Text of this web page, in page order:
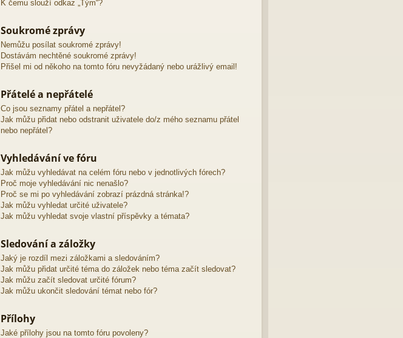
K čemu slouží odkaz „Tým“?
Soukromé zprávy
Nemůžu posílat soukromé zprávy!
Dostávám nechtěné soukromé zprávy!
Přišel mi od někoho na tomto fóru nevyžádaný nebo urážlivý email!
Přátelé a nepřátelé
Co jsou seznamy přátel a nepřátel?
Jak můžu přidat nebo odstranit uživatele do/z mého seznamu přátel
nebo nepřátel?
Vyhledávání ve fóru
Jak můžu vyhledávat na celém fóru nebo v jednotlivých fórech?
Proč moje vyhledávání nic nenašlo?
Proč se mi po vyhledávání zobrazí prázdná stránka!?
Jak můžu vyhledat určité uživatele?
Jak můžu vyhledat svoje vlastní příspěvky a témata?
Sledování a záložky
Jaký je rozdíl mezi záložkami a sledováním?
Jak můžu přidat určité téma do záložek nebo téma začít sledovat?
Jak můžu začít sledovat určité fórum?
Jak můžu ukončit sledování témat nebo fór?
Přílohy
Jaké přílohy jsou na tomto fóru povoleny?